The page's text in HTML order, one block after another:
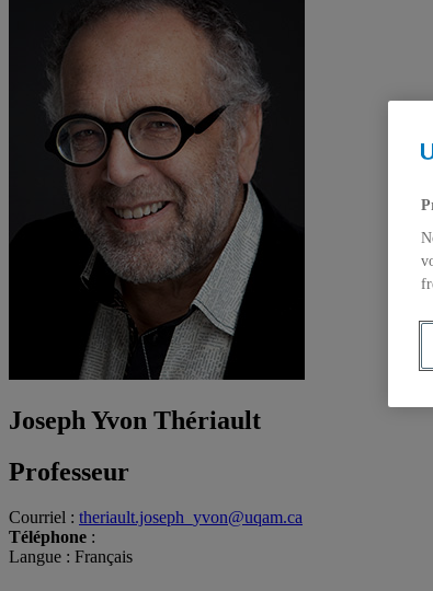
Joseph Yvon Thériault
Professeur
Courriel : theriault.joseph_yvon@uqam.ca
Téléphone :
Langue : Français